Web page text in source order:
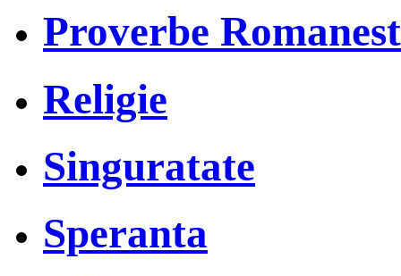
Proverbe
Religie
Singuratate
Speranta